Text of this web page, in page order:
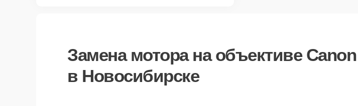
Замена моторана объективе Canon
в Новосибирске